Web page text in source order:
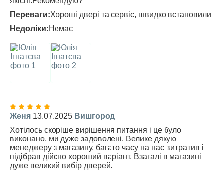
Переваги:Хороші двері та сервіс, швидко встановили
Недоліки:Немає
Женя 13.07.2025 Вишгород
Хотілось скоріше вирішення питання і це було
виконано, ми дуже задоволені. Велике дякую
менеджеру з магазину, багато часу на нас витратив і
підібрав дійсно хороший варіант. Взагалі в магазині
дуже великий вибір дверей.